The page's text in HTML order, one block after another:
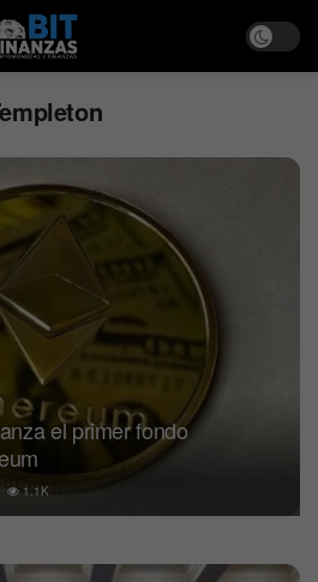
el primer fondo
1.1K